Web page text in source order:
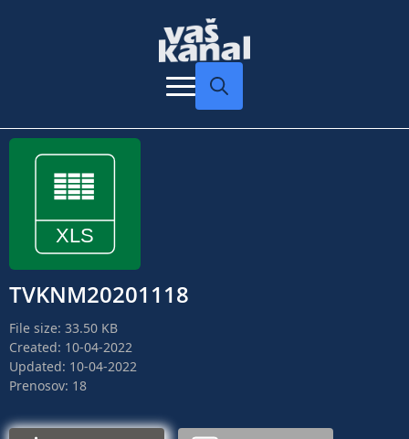
TVKNM20201118
File size: 33.50 KB
Created: 10-04-2022
Updated: 10-04-2022
Prenosov: 18